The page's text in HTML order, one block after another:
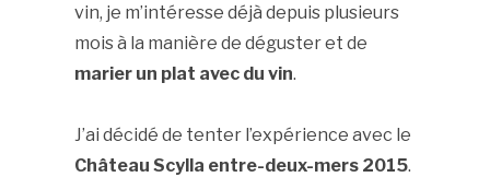
vin, je m’intéresse déjà depuis plusieurs
mois à la manière de déguster et de
marier un plat avec du vin.
J’ai décidé de tenter l’expérience avec le
Château Scylla entre-deux-mers 2015.